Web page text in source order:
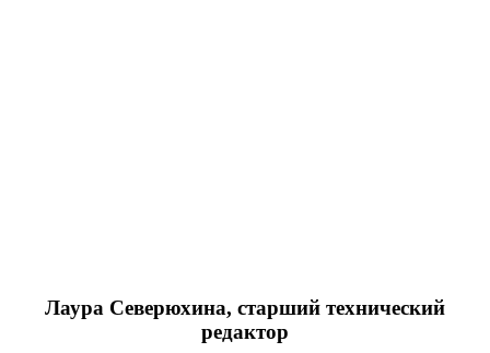
Лаура Северюхина, старший технический
редактор